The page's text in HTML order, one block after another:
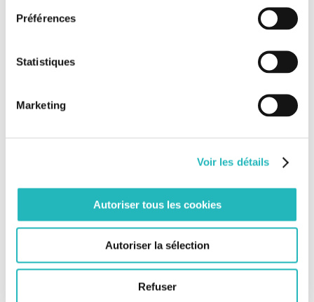
Préférences
Statistiques
Marketing
Voir les détails
Autoriser tous les cookies
Autoriser la sélection
Refuser
Bee Grenoble ouvre ses portes !
[Grand Paris Express] Keolis exploite également la
ligne 18 !
L’impression 3D Béton franchit un nouveau cap
Rejoignez-nous sur Twitter
Tweets by @BeeEngFr